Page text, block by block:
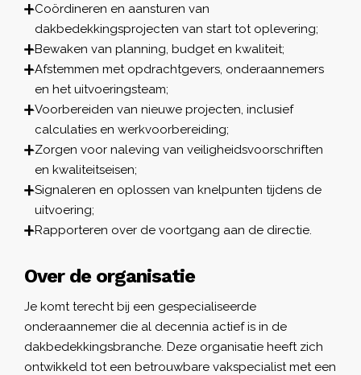
Coördineren en aansturen van
dakbedekkingsprojecten van start tot oplevering;
Bewaken van planning, budget en kwaliteit;
Afstemmen met opdrachtgevers, onderaannemers
en het uitvoeringsteam;
Voorbereiden van nieuwe projecten, inclusief
calculaties en werkvoorbereiding;
Zorgen voor naleving van veiligheidsvoorschriften
en kwaliteitseisen;
Signaleren en oplossen van knelpunten tijdens de
uitvoering;
Rapporteren over de voortgang aan de directie.
Over de organisatie
Je komt terecht bij een gespecialiseerde
onderaannemer die al decennia actief is in de
dakbedekkingsbranche. Deze organisatie heeft zich
ontwikkeld tot een betrouwbare vakspecialist met een